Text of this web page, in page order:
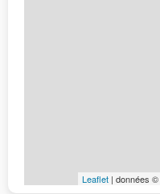
Leaflet | données ©